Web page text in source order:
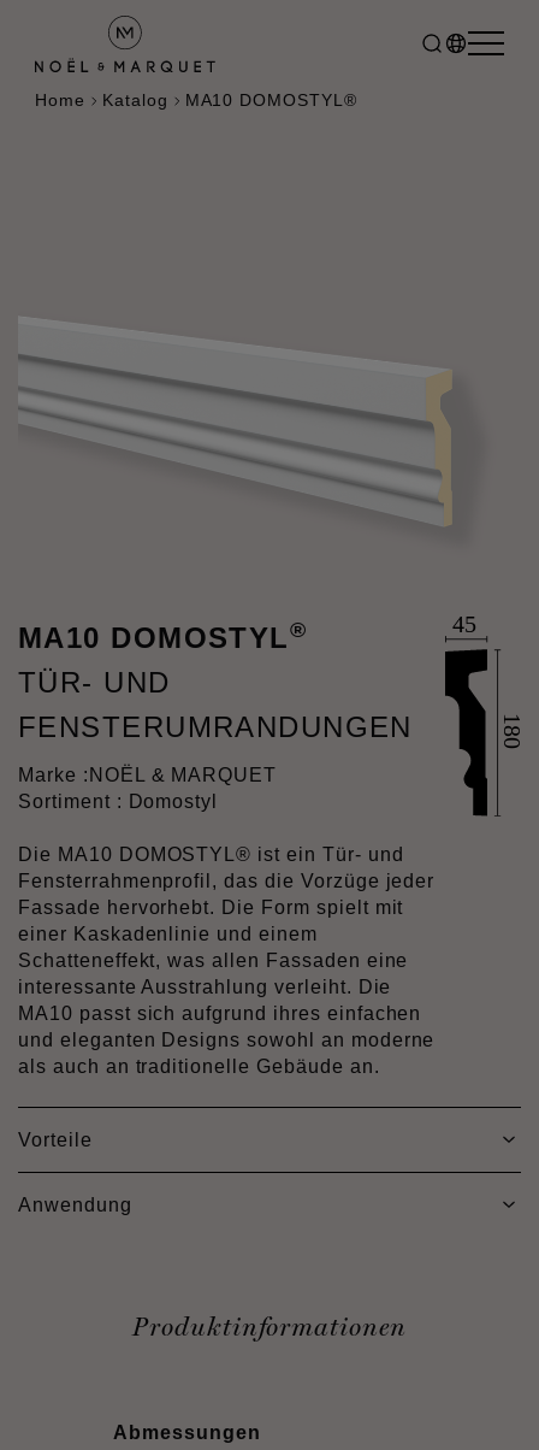
Home Katalog MA10 DOMOSTYL®
MA10 DOMOSTYL®
TÜR- UND
FENSTERUMRANDUNGEN
Marke : NOËL & MARQUET
Sortiment : Domostyl
Die MA10 DOMOSTYL® ist ein Tür- und
Fensterrahmenprofil, das die Vorzüge jeder
Fassade hervorhebt. Die Form spielt mit
einer Kaskadenlinie und einem
Schatteneffekt, was allen Fassaden eine
interessante Ausstrahlung verleiht. Die
MA10 passt sich aufgrund ihres einfachen
und eleganten Designs sowohl an moderne
als auch an traditionelle Gebäude an.
Vorteile
Anwendung
Produktinformationen
Abmessungen